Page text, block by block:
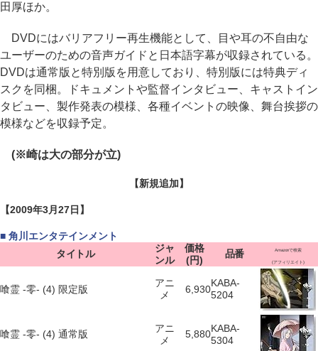
田厚ほか。
DVDにはバリアフリー再生機能として、目や耳の不自由な
ユーザーのための音声ガイドと日本語字幕が収録されている。
DVDは通常版と特別版を用意しており、特別版には特典ディ
スクを同梱。ドキュメントや監督インタビュー、キャストイン
タビュー、製作発表の模様、各種イベントの映像、舞台挨拶の
模様などを収録予定。
(※崎は大の部分が立)
【新規追加】
【2009年3月27日】
■ 角川エンタテインメント
タイトル
ジャ
ンル
価格
(円)
品番 Amazonで検索
(アフィリエイト)
喰霊 -零- (4) 限定版
アニ
メ
6,930
KABA-
5204
喰霊 -零- (4) 通常版
アニ
メ
5,880KABA-
5304